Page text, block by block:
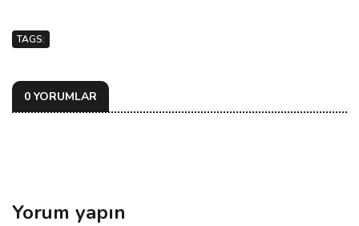
TAGS:
0 YORUMLAR
Yorum yapın